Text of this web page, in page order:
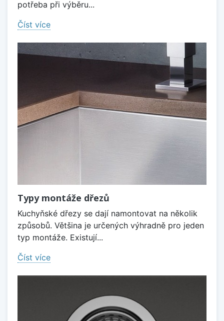
potřeba při výběru...
Číst více
Typy montáže dřezů
Kuchyňské dřezy se dají namontovat na několik
způsobů. Většina je určených výhradně pro jeden
typ montáže. Existují...
Číst více